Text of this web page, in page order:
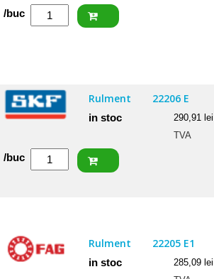
Cantitate
(BS2-
2205)
/buc
Rulment 22206 E
in stoc 290,91 lei
TVA
Cantitate
/buc
Rulment 22205 E1
in stoc 285,09 lei